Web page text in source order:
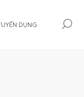
DỤNG